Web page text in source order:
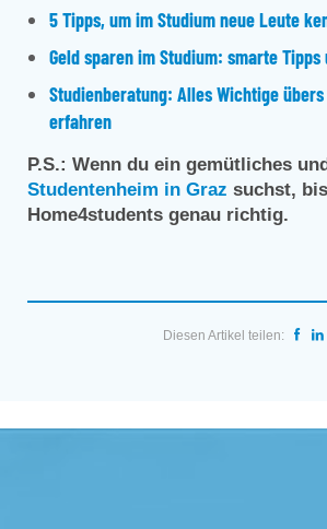
5 Tipps, um im Studium neue Leute
Geld sparen im Studium: smarte Tipps
Studienberatung: Alles Wichtige
erfahren
P.S.: Wenn du ein gemütliches
Studentenheim in Graz suchst,
Home4students genau richtig.
Diesen Artikel teilen: